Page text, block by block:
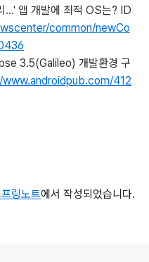
…' 앱 개발에 최적 OS는? ID
common/newCo
3.5(Galileo) 개발환경 구
412
링노트에서 작성되었습니다.